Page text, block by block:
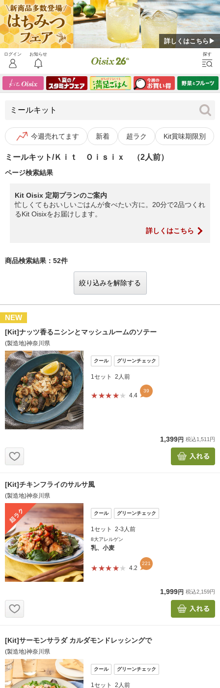
詳しくはこちら▶
今週売れてます 新着 超ラク Kit賞味期限別
ミールキット/Ｋｉｔ Ｏｉｓｉｘ （2人前）
ページ検索結果
Kit Oisix 定期プランのご案内
忙しくてもおいしいごはんが食べたい方に。20分で2品つくれ
るKit Oisixをお届けします。
詳しくはこちら
商品検索結果：52件
絞り込みを解除する